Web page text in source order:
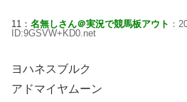
11： 名無しさん＠実況で競馬板アウト ：
ID:9GSVW+KD0.net
ヨハネスブルク
アドマイヤムーン